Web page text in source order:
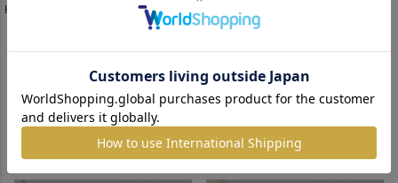
HOME ファッション・アクセサリー チョーカー
価格が安い順 価格が高い順 新着順 3